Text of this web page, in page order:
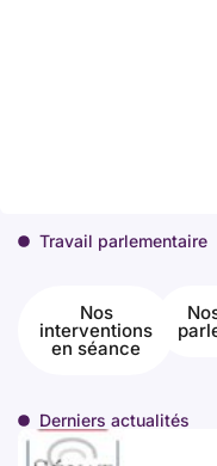
Travail parlementaire
Nos
interventions
en séance
Derniers actualités